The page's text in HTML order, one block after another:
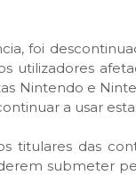
foi
utilizadores
Nintendo e
a usar
titulares das
submeter